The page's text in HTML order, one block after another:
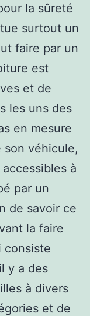
la sûreté
surtout un
faire par un
est
et de
les uns des
en mesure
son véhicule,
à
par un
de savoir ce
la faire
consiste
y a des
à divers
et de